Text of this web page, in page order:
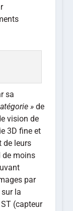
sa
» de
vision de
3D fine et
de leurs
de moins
par
la
(capteur